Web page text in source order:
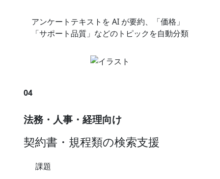
アンケートテキストを AI が要約、「価格」
「サポート品質」などのトピックを自動分類
04
法務・人事・経理向け
契約書・規程類の検索支援
課題